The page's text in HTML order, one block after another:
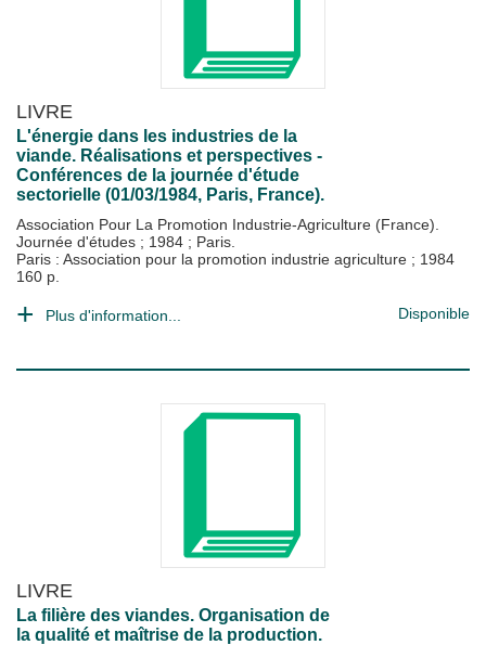
LIVRE
L'énergie dans les industries de la
viande. Réalisations et perspectives -
Conférences de la journée d'étude
sectorielle (01/03/1984, Paris, France).
Association Pour La Promotion Industrie-Agriculture (France).
Journée d'études ; 1984 ; Paris.
Paris : Association pour la promotion industrie agriculture ; 1984
160 p.
Plus d'information... Disponible
LIVRE
La filière des viandes. Organisation de
la qualité et maîtrise de la production.